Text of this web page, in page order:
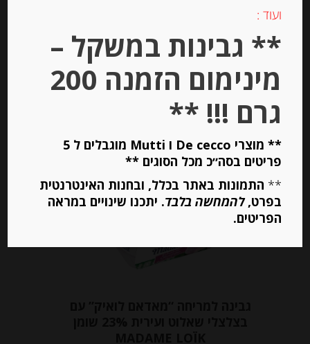
יחידות
הוספה לסל
ועוד :
** גבינות במשקל –
מינימום הזמנה 200
גרם !!! **
** מוצרי De cecco ו Mutti מוגבלים ל 5
פריטים בסה״כ מכל הסוגים **
** התמונות באתר בכלל, ובחנות האינטרנטית
בפרט,להמחשה בלבד. יתכנו שינויים במראה
הפריטים.